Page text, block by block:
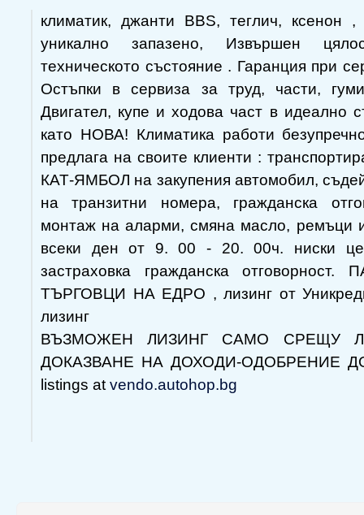
климатик, джанти BBS, теглич, ксенон
уникално запазено, Извършен
техническото състояние . Гаранция при
Остъпки в сервиза за труд, части,
Двигател, купе и ходова част в идеално
като НОВА! Климатика работи
предлага на своите клиенти :
КАТ-ЯМБОЛ на закупения автомобил,
на транзитни номера, гражданска
монтаж на аларми, смяна масло, ремъци
всеки ден от 9. 00 - 20. 00ч. ниски
застраховка гражданска
ТЪРГОВЦИ НА ЕДРО , лизинг от
лизинг
ВЪЗМОЖЕН ЛИЗИНГ САМО СРЕЩУ
ДОКАЗВАНЕ НА ДОХОДИ-ОДОБРЕНИЕ ДО
listings at vendo.autohop.bg